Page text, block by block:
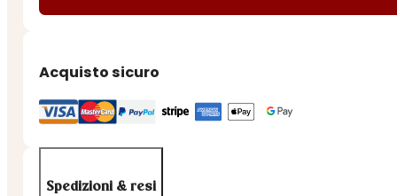
ai
lino
quantità
Acquisto sicuro
Spedizioni & resi